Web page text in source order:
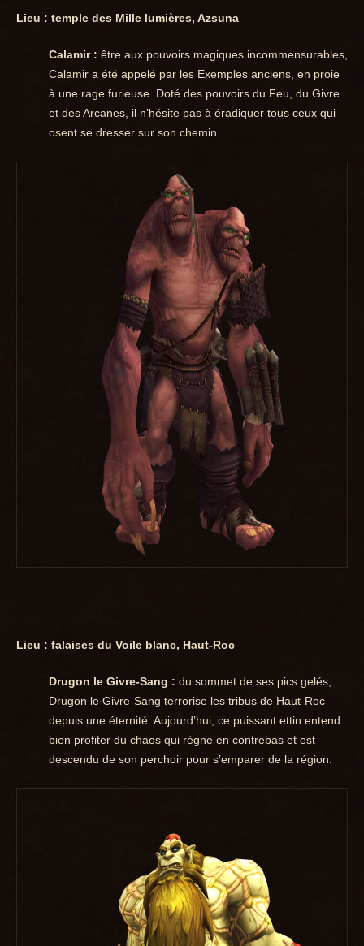
Lieu : temple des Mille lumières, Azsuna
Calamir : être aux pouvoirs magiques incommensurables,
Calamir a été appelé par les Exemples anciens, en proie
à une rage furieuse. Doté des pouvoirs du Feu, du Givre
et des Arcanes, il n’hésite pas à éradiquer tous ceux qui
osent se dresser sur son chemin.
Lieu : falaises du Voile blanc, Haut-Roc
Drugon le Givre-Sang : du sommet de ses pics gelés,
Drugon le Givre-Sang terrorise les tribus de Haut-Roc
depuis une éternité. Aujourd’hui, ce puissant ettin entend
bien profiter du chaos qui règne en contrebas et est
descendu de son perchoir pour s’emparer de la région.